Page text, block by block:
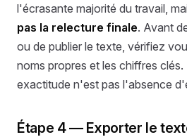
l'écrasante majorité du travail,
pas la relecture finale. Avant
ou de publier le texte, vérifiez
noms propres et les chiffres clés.
exactitude n'est pas l'absence
Étape 4 — Exporter le